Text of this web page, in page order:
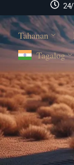
Tahanan
Tagalog